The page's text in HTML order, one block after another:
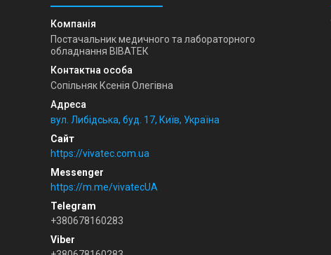
Постачальник медичного та лабораторного
обладнання ВІВАТЕК
Сопільняк Ксенія Олегівна
вул. Либідська, буд. 17, Київ, Україна
https://vivatec.com.ua
https://m.me/vivatecUA
+380678160283